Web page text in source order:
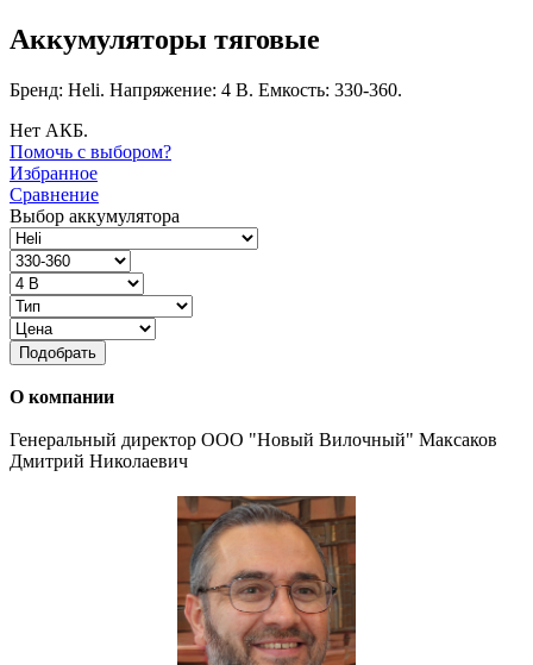
Аккумуляторы тяговые
Бренд: Heli. Напряжение: 4 В. Емкость: 330-360.
Нет АКБ.
Помочь с выбором?
Избранное
Сравнение
Выбор аккумулятора
Подобрать
О компании
Генеральный директор ООО "Новый Вилочный" Максаков
Дмитрий Николаевич